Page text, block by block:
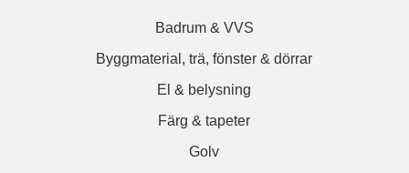
Badrum & VVS
Byggmaterial, trä, fönster & dörrar
El & belysning
Färg & tapeter
Golv